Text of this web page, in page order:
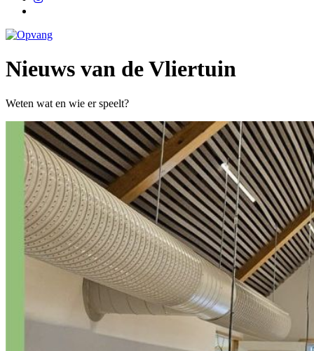
Nieuws van de Vliertuin
Weten wat en wie er speelt?